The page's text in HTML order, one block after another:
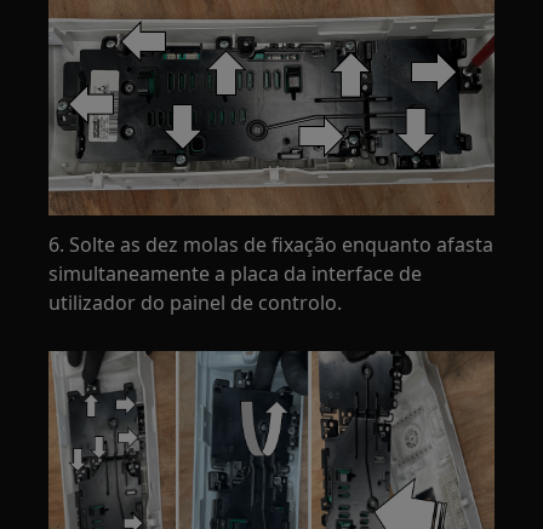
6. Solte as dez molas de fixação enquanto afasta
simultaneamente a placa da interface de
utilizador do painel de controlo.